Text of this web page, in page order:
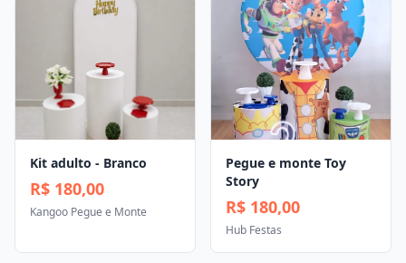
Kit adulto - Branco
R$ 180,00
Kangoo Pegue e Monte
Pegue e monte Toy
Story
R$ 180,00
Hub Festas